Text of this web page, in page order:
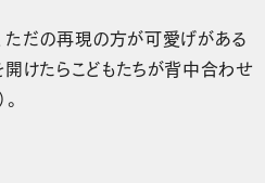
ただの再現の方が可愛げがある
開けたらこどもたちが背中合わせ